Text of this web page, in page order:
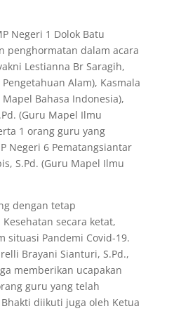
Negeri 1 Dolok Batu
penghormatan dalam acara
Lestianna Br Saragih,
Alam), Kasmala
Bahasa Indonesia),
(Guru Mapel Ilmu
1 orang guru yang
Negeri 6 Pematangsiantar
S.Pd. (Guru Mapel Ilmu
dengan tetap
secara ketat,
situasi Pandemi Covid-19.
Brayani Sianturi, S.Pd.,
memberikan ucapakan
guru yang telah
diikuti juga oleh Ketua